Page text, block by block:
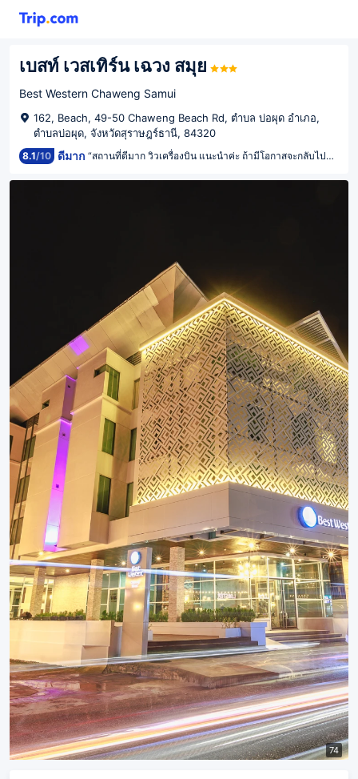
เบสท์ เวสเทิร์น เฉวง สมุย
Best Western Chaweng Samui
162, Beach, 49-50 Chaweng Beach Rd, ตำบล บ่อผุด อำเภอ,
ตำบลบ่อผุด, จังหวัดสุราษฎร์ธานี, 84320
8.1/10 ดีมาก “สถานที่ดีมาก วิวเครื่องบิน แนะนำค่ะ ถ้ามีโอกาสจะกลับไปพักอีก”
74